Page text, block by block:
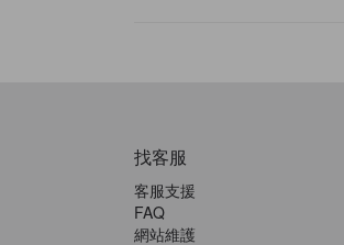
找客服
客服支援
FAQ
網站維護